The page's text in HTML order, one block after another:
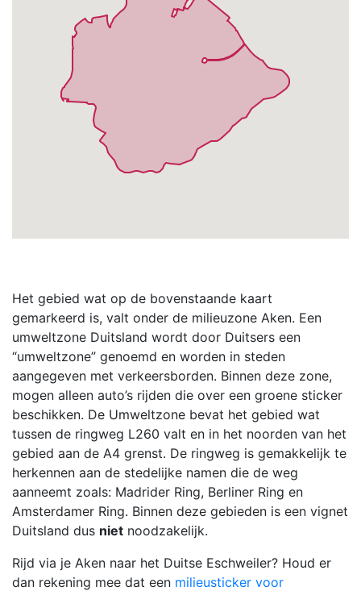
Het gebied wat op de bovenstaande kaart
gemarkeerd is, valt onder de milieuzone Aken. Een
umweltzone Duitsland wordt door Duitsers een
“umweltzone” genoemd en worden in steden
aangegeven met verkeersborden. Binnen deze zone,
mogen alleen auto’s rijden die over een groene sticker
beschikken. De Umweltzone bevat het gebied wat
tussen de ringweg L260 valt en in het noorden van het
gebied aan de A4 grenst. De ringweg is gemakkelijk te
herkennen aan de stedelijke namen die de weg
aanneemt zoals: Madrider Ring, Berliner Ring en
Amsterdamer Ring. Binnen deze gebieden is een vignet
Duitsland dus niet noodzakelijk.
Rijd via je Aken naar het Duitse Eschweiler? Houd er
dan rekening mee dat een milieusticker voor